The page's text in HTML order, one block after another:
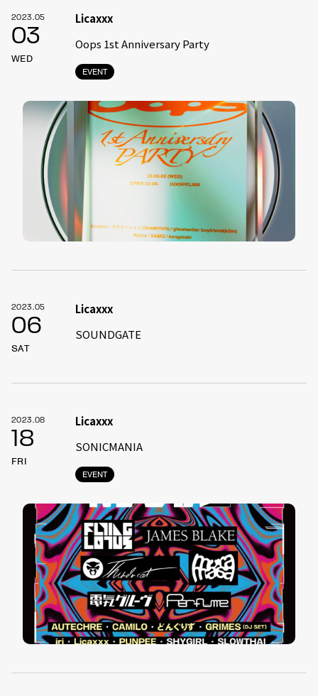
2023.05
03
WED
EVENT
Licaxxx
Oops 1st Anniversary Party
2023.05
06
SAT
Licaxxx
SOUNDGATE
2023.08
18
FRI
EVENT
Licaxxx
SONICMANIA